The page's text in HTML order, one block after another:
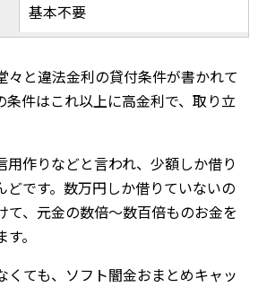
基本不要
々と違法金利の貸付条件が書かれて
条件はこれ以上に高金利で、取り立
用作りなどと言われ、少額しか借り
どです。数万円しか借りていないの
て、元金の数倍～数百倍ものお金を
。
くても、ソフト闇金おまとめキャッ